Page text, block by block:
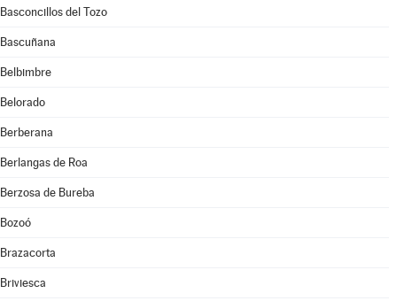
Basconcillos del Tozo
Bascuñana
Belbimbre
Belorado
Berberana
Berlangas de Roa
Berzosa de Bureba
Bozoó
Brazacorta
Briviesca